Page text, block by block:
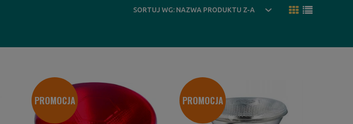
SORTUJ WG: NAZWA PRODUKTU Z-A
PROMOCJA PROMOCJA